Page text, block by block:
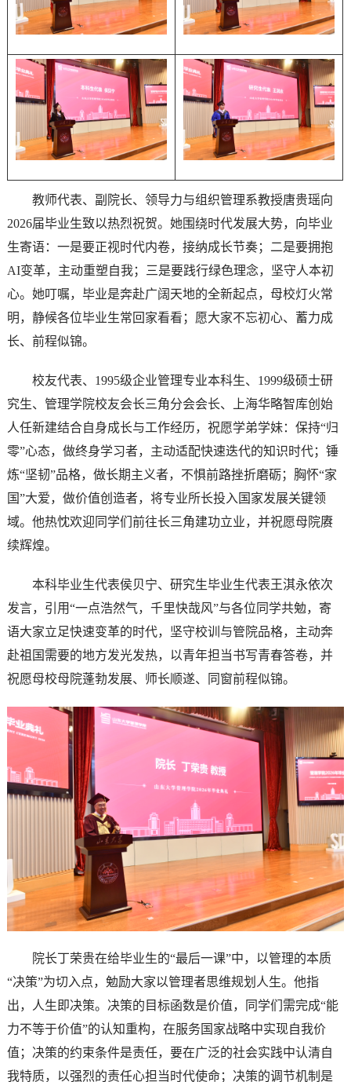
教师代表、副院长、领导力与组织管理系教授唐贵瑶向
2026届毕业生致以热烈祝贺。她围绕时代发展大势，向毕业
生寄语：一是要正视时代内卷，接纳成长节奏；二是要拥抱
AI变革，主动重塑自我；三是要践行绿色理念，坚守人本初
心。她叮嘱，毕业是奔赴广阔天地的全新起点，母校灯火常
明，静候各位毕业生常回家看看；愿大家不忘初心、蓄力成
长、前程似锦。
校友代表、1995级企业管理专业本科生、1999级硕士研
究生、管理学院校友会长三角分会会长、上海华略智库创始
人任新建结合自身成长与工作经历，祝愿学弟学妹：保持“归
零”心态，做终身学习者，主动适配快速迭代的知识时代；锤
炼“坚韧”品格，做长期主义者，不惧前路挫折磨砺；胸怀“家
国”大爱，做价值创造者，将专业所长投入国家发展关键领
域。他热忱欢迎同学们前往长三角建功立业，并祝愿母院赓
续辉煌。
本科毕业生代表侯贝宁、研究生毕业生代表王淇永依次
发言，引用“一点浩然气，千里快哉风”与各位同学共勉，寄
语大家立足快速变革的时代，坚守校训与管院品格，主动奔
赴祖国需要的地方发光发热，以青年担当书写青春答卷，并
祝愿母校母院蓬勃发展、师长顺遂、同窗前程似锦。
院长丁荣贵在给毕业生的“最后一课”中，以管理的本质
“决策”为切入点，勉励大家以管理者思维规划人生。他指
出，人生即决策。决策的目标函数是价值，同学们需完成“能
力不等于价值”的认知重构，在服务国家战略中实现自我价
值；决策的约束条件是责任，要在广泛的社会实践中认清自
我特质，以强烈的责任心担当时代使命；决策的调节机制是